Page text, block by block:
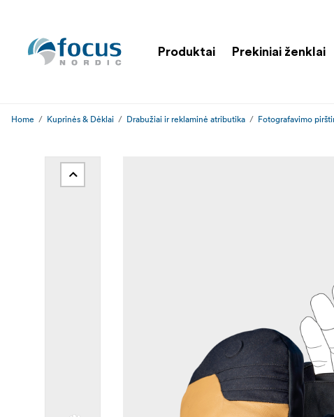
Produktai Prekiniai ženklai
Home Kuprinės & Dėklai Drabužiai ir reklaminė atributika Fotografavimo